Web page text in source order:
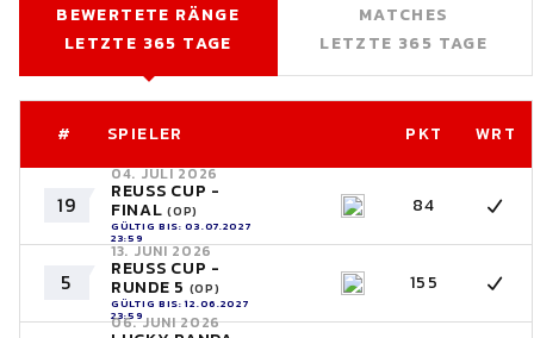
BEWERTETE RÄNGE
LETZTE 365 TAGE
MATCHES
LETZTE 365 TAGE
# SPIELER PKT WRT
19
04. JULI 2026
REUSS CUP -
FINAL(OP)
GÜLTIG BIS: 03.07.2027
23:59
84
5
13. JUNI 2026
REUSS CUP -
RUNDE 5 (OP)
GÜLTIG BIS: 12.06.2027
23:59
155
06. JUNI 2026